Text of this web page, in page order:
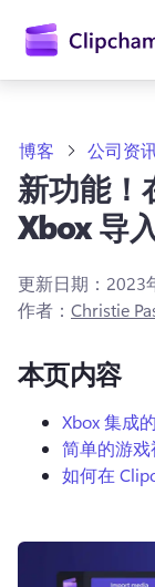
容
博客 公司资
新功能！
Xbox 导
更新日期： 2023
作者： Christie
本页内容
Xbox 集成
简单的游
如何在